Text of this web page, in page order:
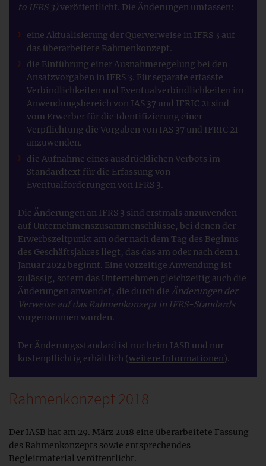
to IFRS 3)veröffentlicht. Die Änderungen umfassen:
eine Aktualisierung der Querverweise in IFRS 3 auf
das überarbeitete Rahmenkonzept.
die Einführung einer Ausnahmeregelung bei den
Ansatzvorgaben in IFRS 3. Für separate erfasste
Verbindlichkeiten und Eventualverbindlichkeiten im
Anwendungsbereich von IAS 37 und IFRIC 21 sind
vom Erwerber für die Identifizierung einer
Verpflichtung die Vorgaben von IAS 37 und IFRIC 21
anzuwenden.
die Aufnahme eines ausdrücklichen Verbots im
Standardtext für die Erfassung von
Eventualforderungen von IFRS 3.
Die Änderungen an IFRS 3 sind erstmals anzuwenden
auf Unternehmenszusammenschlüsse, bei denen der
Erwerbszeitpunkt am oder nach dem Tag des Beginns
des Geschäftsjahres liegt, das das am oder nach dem 1.
Januar 2022 beginnt. Eine vorzeitige Anwendung ist
zulässig, sofern das Unternehmen gleichzeitig auch die
Änderungen anwendet, die durch die Änderungen der
Verweise auf das Rahmenkonzept in IFRS-Standards
vorgenommen wurden.
Der Änderungsstandard ist nur beim IASB und nur
kostenpflichtig erhältlich (weitere Informationen).
Rahmenkonzept 2018
Der IASB hat am 29. März 2018 eine überarbeitete Fassung
des Rahmenkonzepts sowie entsprechendes
Begleitmaterial veröffentlicht.